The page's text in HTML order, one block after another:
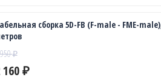
сборка 5D-FB (F-male - FME-
₽
160 ₽